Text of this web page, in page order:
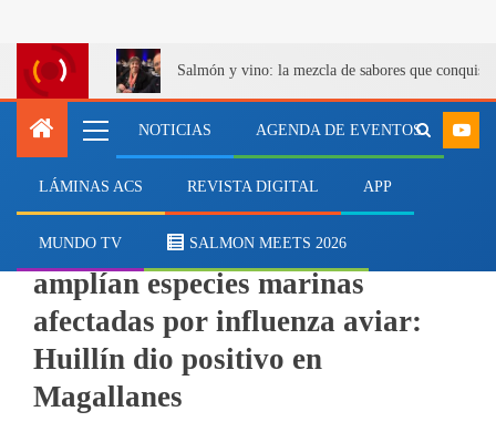
Salmón y vino: la mezcla de sabores que
NOTICIAS AGENDA DE EVENTOS
LÁMINAS ACS REVISTA DIGITAL APP
MUNDO TV SALMON MEETS 2026
Sernapesca informa que se
amplían especies marinas
afectadas por influenza aviar:
Huillín dio positivo en
Magallanes